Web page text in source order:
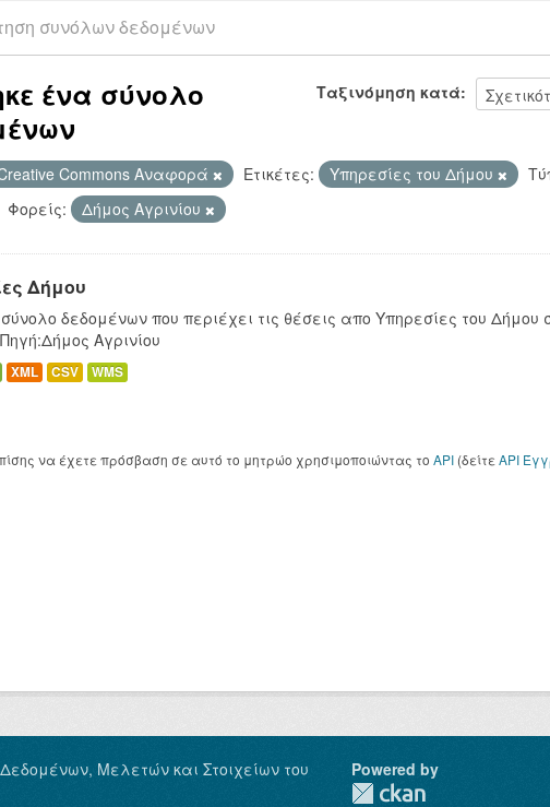
Ταξινόμηση κατά
ένα σύνολο
Commons Αναφορά Ετικέτες: Υπηρεσίες του Δήμου
Φορείς: Δήμος Αγρινίου
Δήμου
δεδομένων που περιέχει τις θέσεις απο Υπηρεσίες του Δήμου
Αγρινίου
XML CSV WMS
να έχετε πρόσβαση σε αυτό το μητρώο χρησιμοποιώντας το API (δείτε API
Μελετών και Στοιχείων του
Powered by